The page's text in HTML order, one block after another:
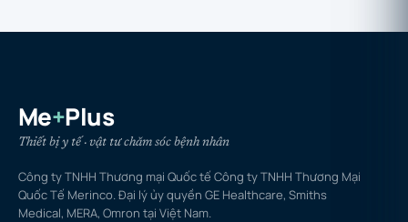
Me+Plus
Thiết bị y tế · vật tư chăm sóc bệnh nhân
Công ty TNHH Thương mại Quốc tế Công ty TNHH Thương Mại
Quốc Tế Merinco. Đại lý ủy quyền GE Healthcare, Smiths
Medical, MERA, Omron tại Việt Nam.